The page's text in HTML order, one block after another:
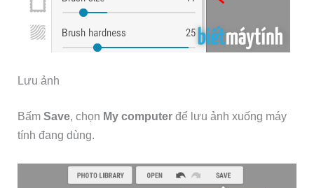
Lưu ảnh
BấmSave, chọn My computer để lưu ảnh xuống máy
tính đang dùng.